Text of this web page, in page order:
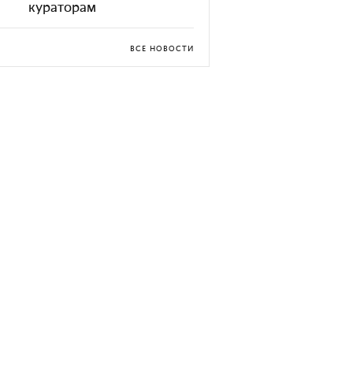
кураторам
ВСЕ НОВОСТИ